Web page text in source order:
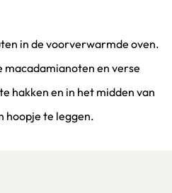
te vinken
in de voorverwarmde oven.
te vinken
macadamianoten en verse
hakken en in het midden van
hoopje te leggen.